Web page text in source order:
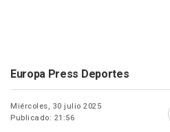
Europa Press Deportes
Miércoles, 30 julio 2025
Publicado: 21:56